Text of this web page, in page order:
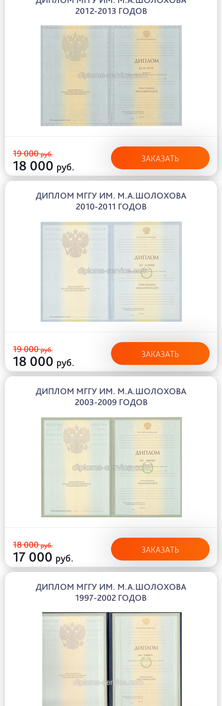
2012-2013 ГОДОВ
19 000руб.
18 000 руб.
ЗАКАЗАТЬ
ДИПЛОМ МГГУ ИМ. М.А.ШОЛОХОВА
2010-2011 ГОДОВ
19 000руб.
18 000 руб.
ЗАКАЗАТЬ
ДИПЛОМ МГГУ ИМ. М.А.ШОЛОХОВА
2003-2009 ГОДОВ
18 000руб.
17 000 руб.
ЗАКАЗАТЬ
ДИПЛОМ МГГУ ИМ. М.А.ШОЛОХОВА
1997-2002 ГОДОВ